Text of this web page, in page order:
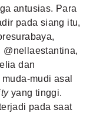
antusias. Para
pada siang itu,
@nellaestantina,
dan
mudi asal
yang tinggi.
pada saat